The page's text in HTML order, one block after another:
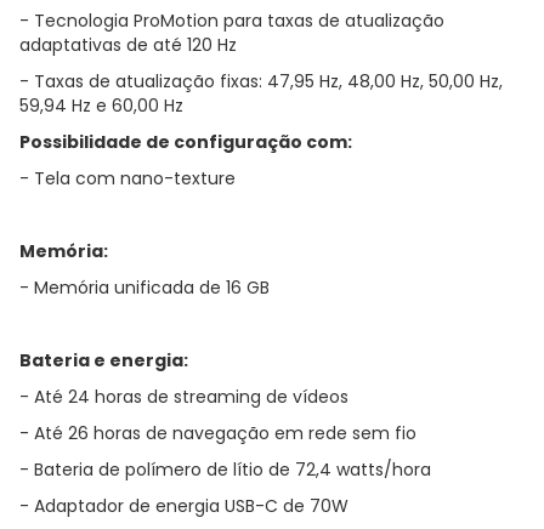
- Tecnologia ProMotion para taxas de atualização
adaptativas de até 120 Hz
- Taxas de atualização fixas: 47,95 Hz, 48,00 Hz, 50,00 Hz,
59,94 Hz e 60,00 Hz
Possibilidade de configuração com:
- Tela com nano-texture
Memória:
- Memória unificada de 16 GB
Bateria e energia:
- Até 24 horas de streaming de vídeos
- Até 26 horas de navegação em rede sem fio
- Bateria de polímero de lítio de 72,4 watts/hora
- Adaptador de energia USB-C de 70W